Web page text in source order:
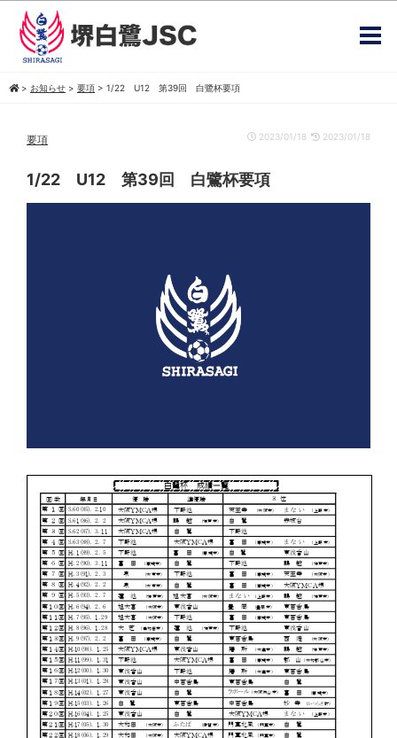
> お知らせ > 要項 > 1/22 U12 第39回 白鷺杯要項
要項 2023/01/18 2023/01/18
1/22 U12 第39回 白鷺杯要項